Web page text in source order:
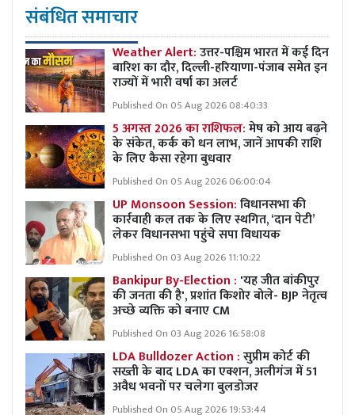
संबंधित समाचार
Weather Alert:उत्तर-पश्चिम भारत में कई दिन
बारिश का दौर, दिल्ली-हरियाणा-पंजाब समेत इन
राज्यों में भारी वर्षा का अलर्ट
Published On 05 Aug 2026 08:40:33
5 अगस्त 2026 का राशिफल:मेष को आय बढ़ने
के संकेत, कर्क को धन लाभ, जानें आपकी राशि
के लिए कैसा रहेगा बुधवार
Published On 05 Aug 2026 06:00:04
UP Monsoon Session:विधानसभा की
कार्रवाही कल तक के लिए स्थगित, ‘दान पेटी’
लेकर विधानसभा पहुंचे सपा विधायक
Published On 03 Aug 2026 11:10:22
Bankipur By-Election : 'यह जीत बांकीपुर
की जनता की है', प्रशांत किशोर बोले- BJP नेतृत्व
अच्छे व्यक्ति को बनाए CM
Published On 03 Aug 2026 16:58:08
LDA Bulldozer Action :सुप्रीम कोर्ट की
सख्ती के बाद LDA का एक्शन, अलीगंज में 51
अवैध भवनों पर चलेगा बुलडोजर
Published On 05 Aug 2026 19:53:44